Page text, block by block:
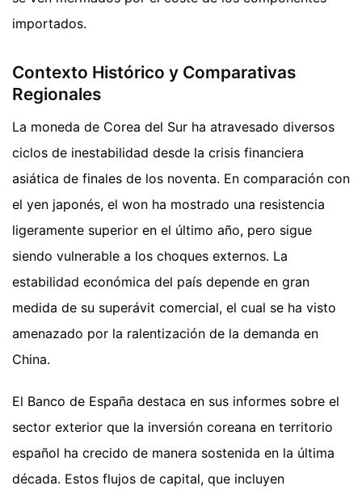
importados.
Contexto Histórico y Comparativas
Regionales
La moneda de Corea del Sur ha atravesado diversos
ciclos de inestabilidad desde la crisis financiera
asiática de finales de los noventa. En comparación con
el yen japonés, el won ha mostrado una resistencia
ligeramente superior en el último año, pero sigue
siendo vulnerable a los choques externos. La
estabilidad económica del país depende en gran
medida de su superávit comercial, el cual se ha visto
amenazado por la ralentización de la demanda en
China.
El Banco de España destaca en sus informes sobre el
sector exterior que la inversión coreana en territorio
español ha crecido de manera sostenida en la última
década. Estos flujos de capital, que incluyen